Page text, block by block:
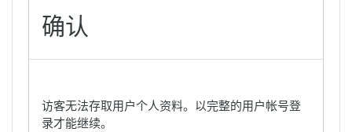
确认
访客无法存取用户个人资料。以完整的用户帐号登
录才能继续。